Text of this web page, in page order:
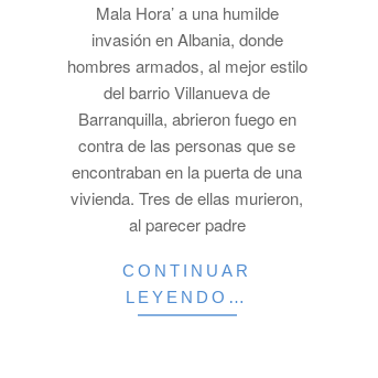
Mala Hora’ a una humilde
invasión en Albania, donde
hombres armados, al mejor estilo
del barrio Villanueva de
Barranquilla, abrieron fuego en
contra de las personas que se
encontraban en la puerta de una
vivienda. Tres de ellas murieron,
al parecer padre
CONTINUAR
LEYENDO…